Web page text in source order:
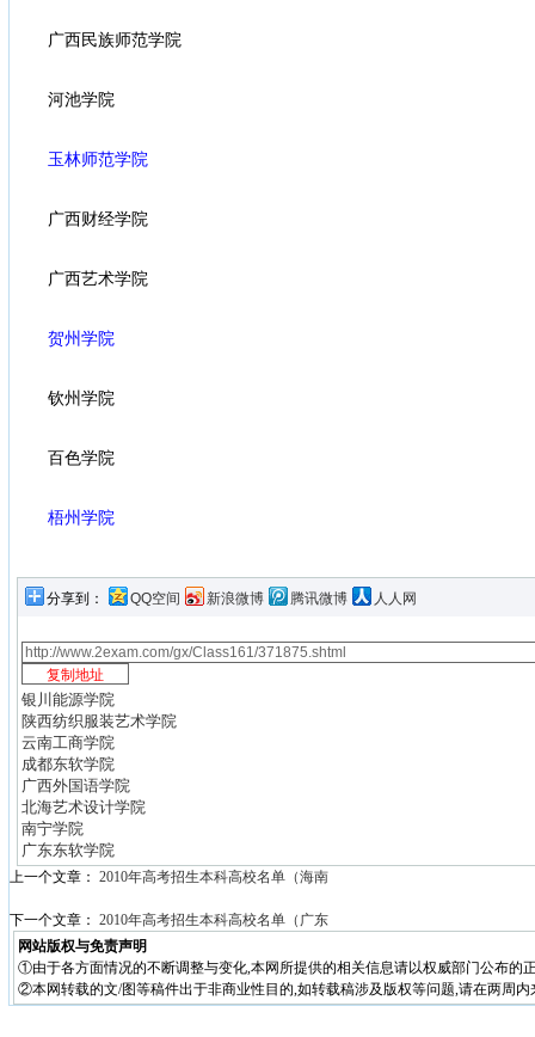
广西民族师范学院
河池学院
玉林师范学院
广西财经学院
广西艺术学院
贺州学院
钦州学院
百色学院
梧州学院
分享到： QQ空间 新浪微博 腾讯微博 人人网
银川能源学院
陕西纺织服装艺术学院
云南工商学院
成都东软学院
广西外国语学院
北海艺术设计学院
南宁学院
广东东软学院
上一个文章： 2010年高考招生本科高校名单（海南
下一个文章： 2010年高考招生本科高校名单（广东
网站版权与免责声明
①由于各方面情况的不断调整与变化,本网所提供的相关信息请以权威部门公布的
②本网转载的文/图等稿件出于非商业性目的,如转载稿涉及版权等问题,请在两周内